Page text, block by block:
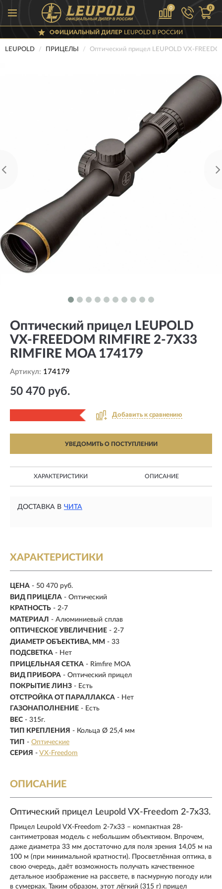
0 0
ОФИЦИАЛЬНЫЙ ДИЛЕР LEUPOLD В РОССИИ
LEUPOLD ПРИЦЕЛЫ Оптический прицел LEUPOLD VX-
Оптический прицел LEUPOLD
VX-FREEDOM RIMFIRE 2-7X33
RIMFIRE MOA 174179
Артикул: 174179
50 470 руб.
Добавить к сравнению
УВЕДОМИТЬ О ПОСТУПЛЕНИИ
ХАРАКТЕРИСТИКИ ОПИСАНИЕ
ДОСТАВКА В ЧИТА
ХАРАКТЕРИСТИКИ
ЦЕНА - 50 470 руб.
ВИД ПРИЦЕЛА - Оптический
КРАТНОСТЬ - 2-7
МАТЕРИАЛ - Алюминиевый сплав
ОПТИЧЕСКОЕ УВЕЛИЧЕНИЕ - 2-7
ДИАМЕТР ОБЪЕКТИВА, ММ - 33
ПОДСВЕТКА - Нет
ПРИЦЕЛЬНАЯ СЕТКА - Rimfire MOA
ВИД ПРИБОРА - Оптический прицел
ПОКРЫТИЕ ЛИНЗ - Есть
ОТСТРОЙКА ОТ ПАРАЛЛАКСА - Нет
ГАЗОНАПОЛНЕНИЕ - Есть
ВЕС - 315г.
ТИП КРЕПЛЕНИЯ - Кольца Ø 25,4 мм
ТИП - Оптические
СЕРИЯ - VX-Freedom
ОПИСАНИЕ
Оптический прицел Leupold VX-Freedom 2-7x33.
Прицел Leupold VX-Freedom 2-7x33 – компактная 28-
сантиметровая модель с небольшим объективом. Впрочем,
даже диаметра 33 мм достаточно для поля зрения 14,05 м на
100 м (при минимальной кратности). Просветлённая оптика, в
свою очередь, даёт возможность получать качественное
детальное изображение на рассвете, в пасмурную погоду или
в сумерках. Таким образом, этот лёгкий (315 г) прицел